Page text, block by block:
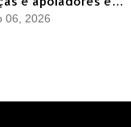
político
06, 2026